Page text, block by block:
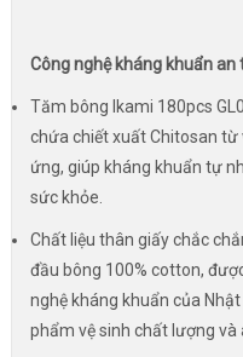
Công nghệ kháng khuẩn an
Tăm bông Ikami 180pcs
chứa chiết xuất Chitosan từ
ứng, giúp kháng khuẩn tự
sức khỏe.
Chất liệu thân giấy chắc
đầu bông 100% cotton,
nghệ kháng khuẩn của
phẩm vệ sinh chất lượng và